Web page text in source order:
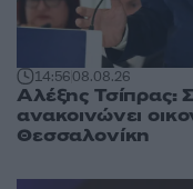
14:5608.08.26
Αλέξης Τσίπρας:
ανακοινώνει
Θεσσαλονίκη